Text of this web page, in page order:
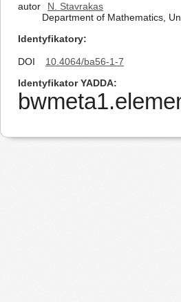
autor
N. Stavrakas
Department of Mathematics,
Identyfikatory
DOI
10.4064/ba56-1-7
Identyfikator YADDA